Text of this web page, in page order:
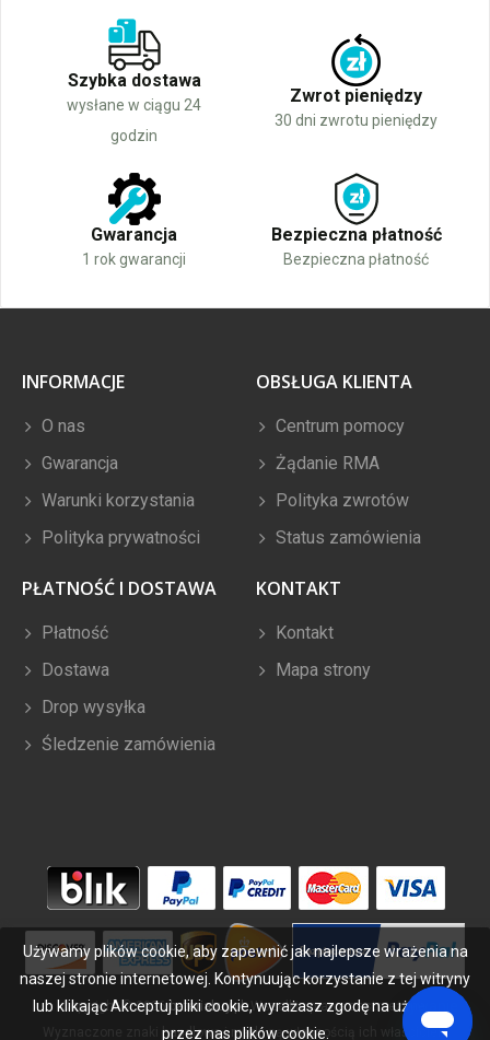
Szybka dostawa
wysłane w ciągu 24
godzin
Zwrot pieniędzy
30 dni zwrotu pieniędzy
Gwarancja
1 rok gwarancji
Bezpieczna płatność
Bezpieczna płatność
INFORMACJE
O nas
Gwarancja
Warunki korzystania
Polityka prywatności
OBSŁUGA KLIENTA
Centrum pomocy
Żądanie RMA
Polityka zwrotów
Status zamówienia
PŁATNOŚĆ I DOSTAWA
Płatność
Dostawa
Drop wysyłka
Śledzenie zamówienia
KONTAKT
Kontakt
Mapa strony
Copyright ©2026 bateriabuy.pl. Wszelkie prawa zastrzeżone.
Wyznaczone znaki handlowe i marki są własnością ich właścicieli.
Używamy plików cookie, aby zapewnić jak najlepsze wrażenia na
naszej stronie internetowej. Kontynuując korzystanie z tej witryny
lub klikając Akceptuj pliki cookie, wyrażasz zgodę na używanie
przez nas plików cookie.